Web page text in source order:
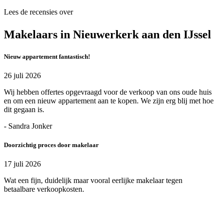
Lees de recensies over
Makelaars in Nieuwerkerk aan den IJssel
Nieuw appartement fantastisch!
26 juli 2026
Wij hebben offertes opgevraagd voor de verkoop van ons oude huis
en om een nieuw appartement aan te kopen. We zijn erg blij met hoe
dit gegaan is.
- Sandra Jonker
Doorzichtig proces door makelaar
17 juli 2026
Wat een fijn, duidelijk maar vooral eerlijke makelaar tegen
betaalbare verkoopkosten.